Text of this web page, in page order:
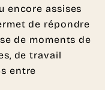
encore assises
de répondre
de moments de
de travail
entre